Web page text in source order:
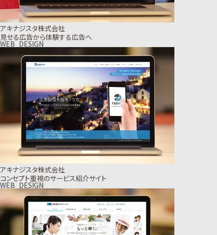
アキナジスタ株式会社
見せる広告から体験する広告へ
WEB_DESIGN
アキナジスタ株式会社
コンセプト重視のサービス紹介サイト
WEB_DESIGN